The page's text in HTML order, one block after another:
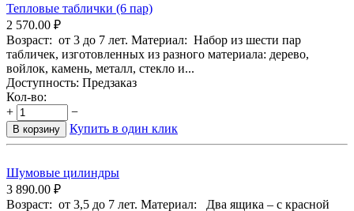
Тепловые таблички (6 пар)
2 570.00 ₽
Возраст: от 3 до 7 лет. Материал: Набор из шести пар
табличек, изготовленных из разного материала: дерево,
войлок, камень, металл, стекло и...
Доступность: Предзаказ
Кол-во:
+
−
В корзину Купить в один клик
Шумовые цилиндры
3 890.00 ₽
Возраст: от 3,5 до 7 лет. Материал: Два ящика – с красной